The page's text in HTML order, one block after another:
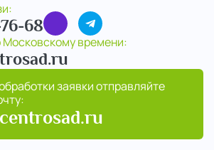
68
Московскому времени:
заявки отправляйте